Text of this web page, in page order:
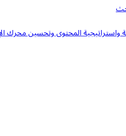
المحتوى وتحسين محرك